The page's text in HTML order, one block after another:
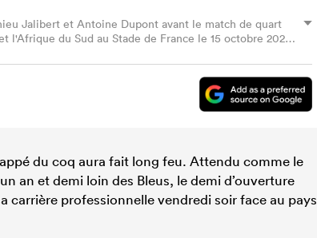
Jalibert et Antoine Dupont avant le match de quart
l'Afrique du Sud au Stade de France le 15 octobre 2023
du coq aura fait long feu. Attendu comme le
an et demi loin des Bleus, le demi d’ouverture
carrière professionnelle vendredi soir face au pays